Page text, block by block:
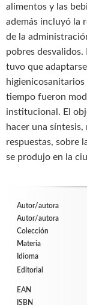
alimentos y las
además incluyó la
de la
pobres desvalidos.
tuvo que
higienicosanitarios
tiempo fueron
institucional. El
hacer una
respuestas, sobre
se produjo en la
Autor/autora
Autor/autora
Colección
Materia
Idioma
Editorial
EAN
ISBN